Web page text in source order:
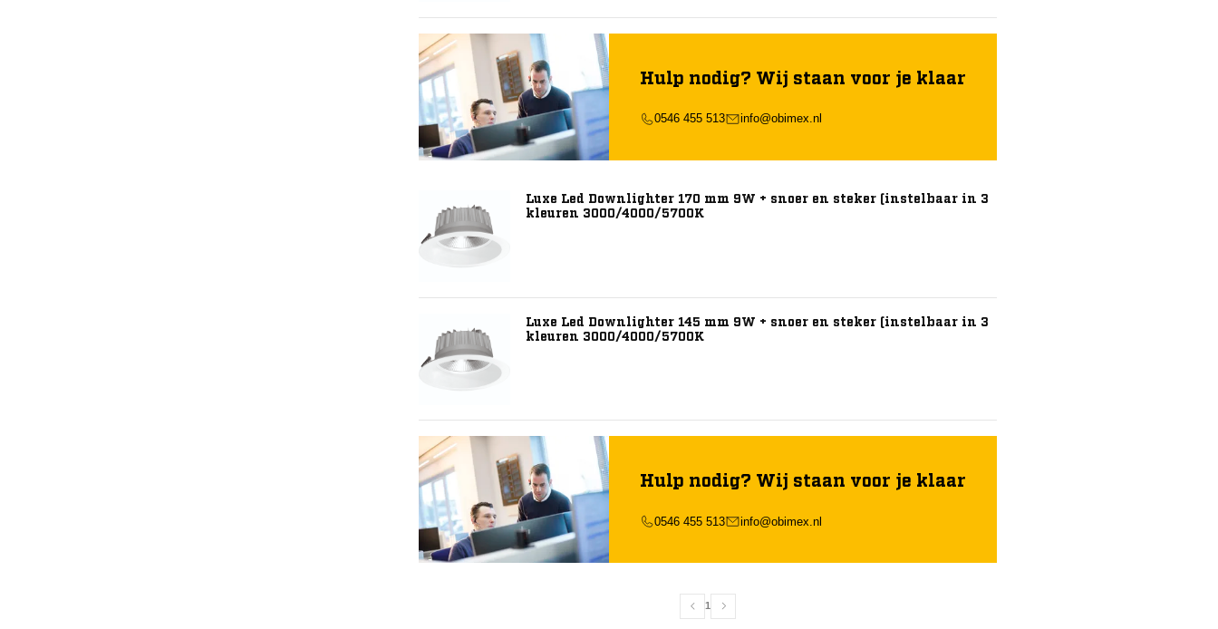
Hulp nodig? Wij staan voor je klaar
0546 455 513 info@obimex.nl
Luxe Led Downlighter 170 mm 9W + snoer en steker (instelbaar in 3
kleuren 3000/4000/5700K
Luxe Led Downlighter 145 mm 9W + snoer en steker (instelbaar in 3
kleuren 3000/4000/5700K
Hulp nodig? Wij staan voor je klaar
0546 455 513 info@obimex.nl
1